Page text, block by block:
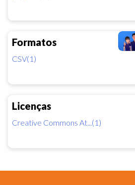
Formatos
CSV(1)
Licenças
Creative Commons At...(1)